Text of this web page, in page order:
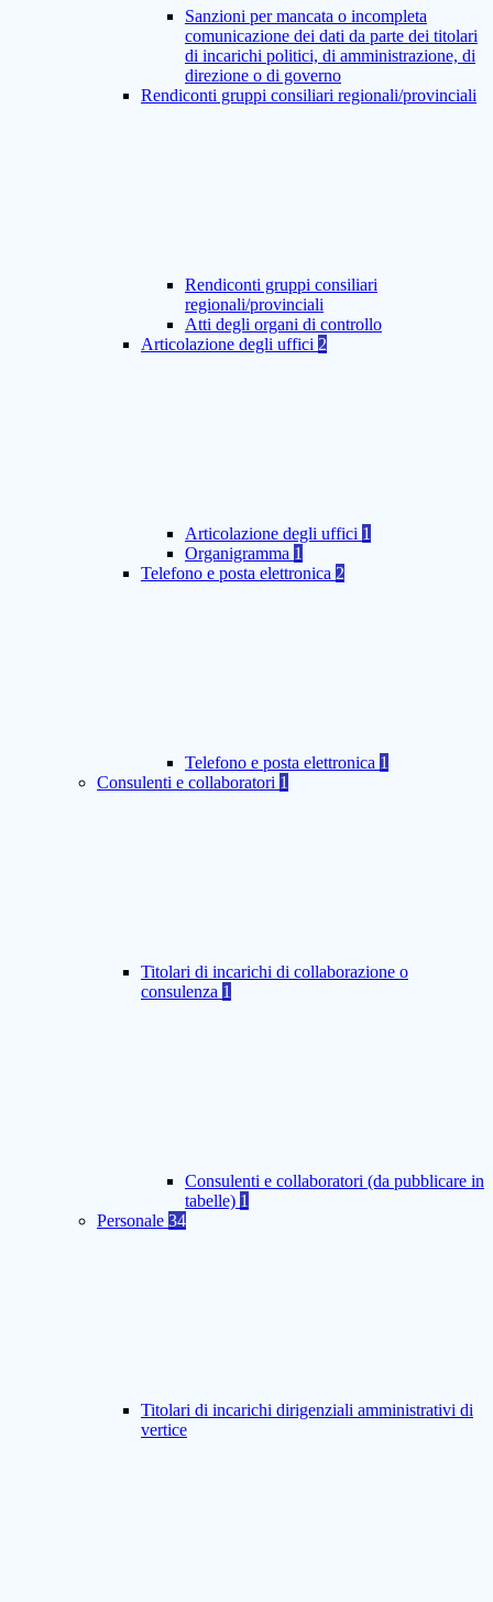
Sanzioni per mancata o incompleta
comunicazione dei dati da parte dei titolari
di incarichi politici, di amministrazione, di
direzione o di governo
Rendiconti gruppi consiliari regionali/provinciali
Rendiconti gruppi consiliari
regionali/provinciali
Atti degli organi di controllo
Articolazione degli uffici 2
Articolazione degli uffici 1
Organigramma 1
Telefono e posta elettronica 2
Telefono e posta elettronica 1
Consulenti e collaboratori 1
Titolari di incarichi di collaborazione o
consulenza 1
Consulenti e collaboratori (da pubblicare in
tabelle) 1
Personale 34
Titolari di incarichi dirigenziali amministrativi di
vertice